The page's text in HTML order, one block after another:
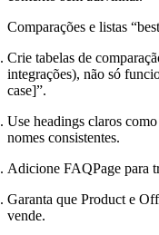
Comparações e listas
Crie tabelas de
integrações), não só
case]”.
Use headings claros
nomes consistentes.
Adicione FAQPage para
Garanta que Product e
vende.